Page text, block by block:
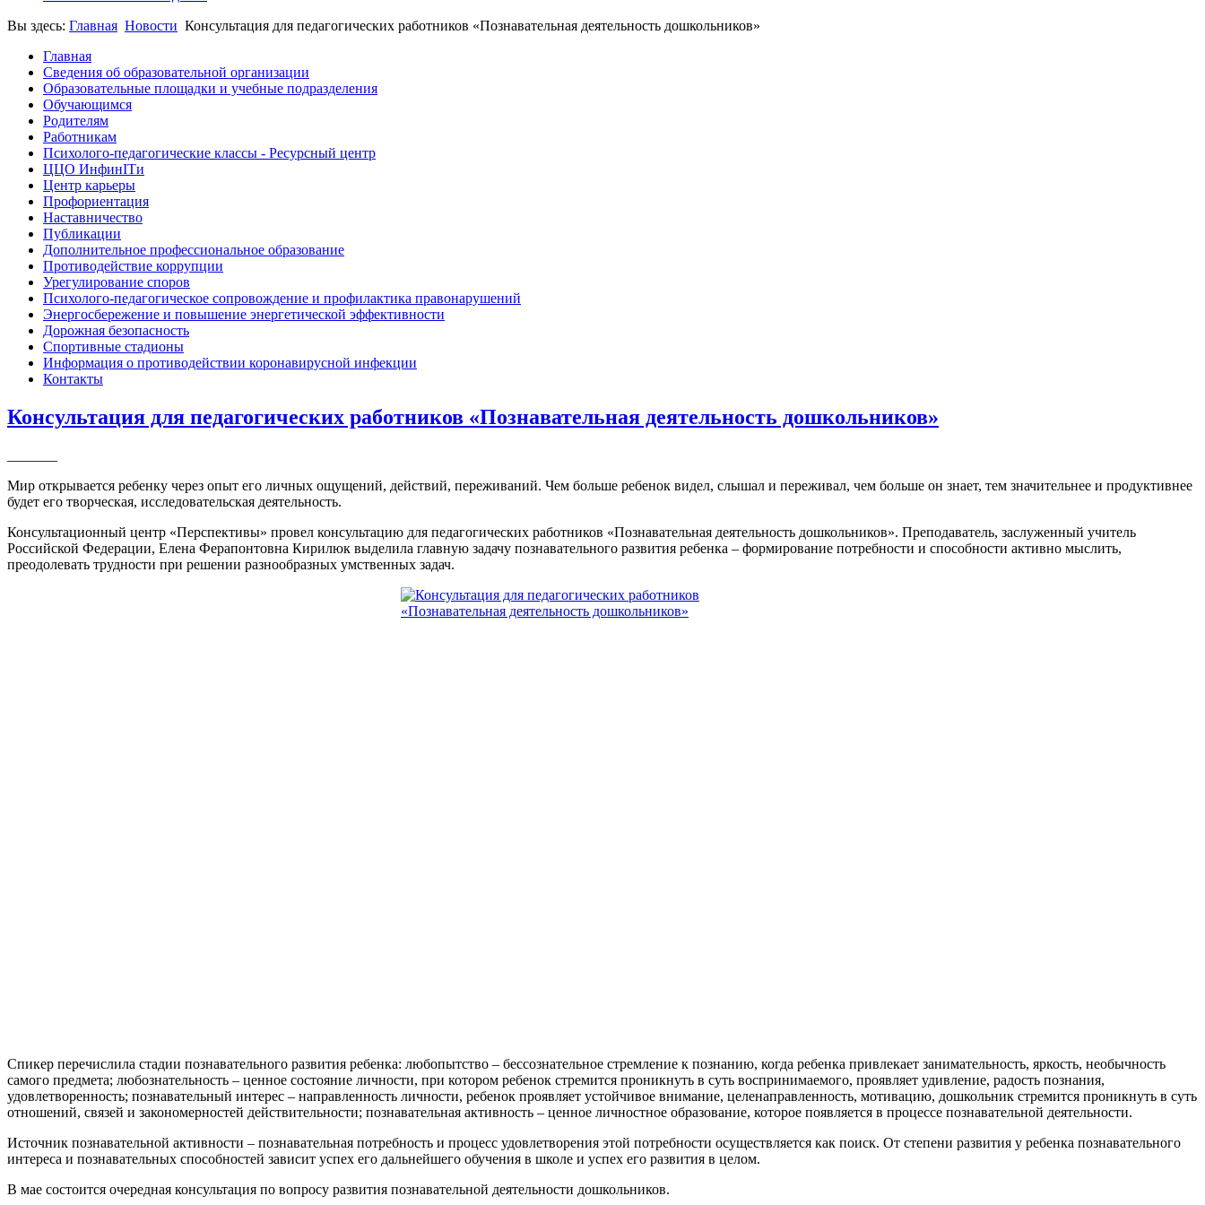
Вы здесь: Главная Новости Консультация для педагогических работников «Познавательная деятельность дошкольников»
Главная
Сведения об образовательной организации
Образовательные площадки и учебные подразделения
Обучающимся
Родителям
Работникам
Психолого-педагогические классы - Ресурсный центр
ЦЦО ИнфинITи
Центр карьеры
Профориентация
Наставничество
Публикации
Дополнительное профессиональное образование
Противодействие коррупции
Урегулирование споров
Психолого-педагогическое сопровождение и профилактика правонарушений
Энергосбережение и повышение энергетической эффективности
Дорожная безопасность
Спортивные стадионы
Информация о противодействии коронавирусной инфекции
Контакты
Консультация для педагогических работников «Познавательная деятельность дошкольников»
Мир открывается ребенку через опыт его личных ощущений, действий, переживаний. Чем больше ребенок видел, слышал и переживал, чем больше он знает, тем значительнее и продуктивнее
будет его творческая, исследовательская деятельность.
Консультационный центр «Перспективы» провел консультацию для педагогических работников «Познавательная деятельность дошкольников». Преподаватель, заслуженный учитель
Российской Федерации, Елена Ферапонтовна Кирилюк выделила главную задачу познавательного развития ребенка – формирование потребности и способности активно мыслить,
преодолевать трудности при решении разнообразных умственных задач.
Спикер перечислила стадии познавательного развития ребенка: любопытство – бессознательное стремление к познанию, когда ребенка привлекает занимательность, яркость, необычность
самого предмета; любознательность – ценное состояние личности, при котором ребенок стремится проникнуть в суть воспринимаемого, проявляет удивление, радость познания,
удовлетворенность; познавательный интерес – направленность личности, ребенок проявляет устойчивое внимание, целенаправленность, мотивацию, дошкольник стремится проникнуть в суть
отношений, связей и закономерностей действительности; познавательная активность – ценное личностное образование, которое появляется в процессе познавательной деятельности.
Источник познавательной активности – познавательная потребность и процесс удовлетворения этой потребности осуществляется как поиск. От степени развития у ребенка познавательного
интереса и познавательных способностей зависит успех его дальнейшего обучения в школе и успех его развития в целом.
В мае состоится очередная консультация по вопросу развития познавательной деятельности дошкольников.